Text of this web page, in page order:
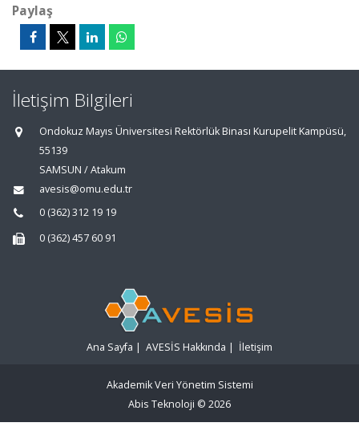
Paylaş
İletişim Bilgileri
Ondokuz Mayıs Üniversitesi Rektörlük Binası Kurupelit Kampüsü,
55139
SAMSUN / Atakum
avesis@omu.edu.tr
0 (362) 312 19 19
0 (362) 457 60 91
Ana Sayfa | AVESİS Hakkında | İletişim
Akademik Veri Yönetim Sistemi
Abis Teknoloji © 2026